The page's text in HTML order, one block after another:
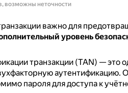
возможны неточности
важно для
уровень
транзакции (TAN) — это
аутентификацию.
пароля для доступа к